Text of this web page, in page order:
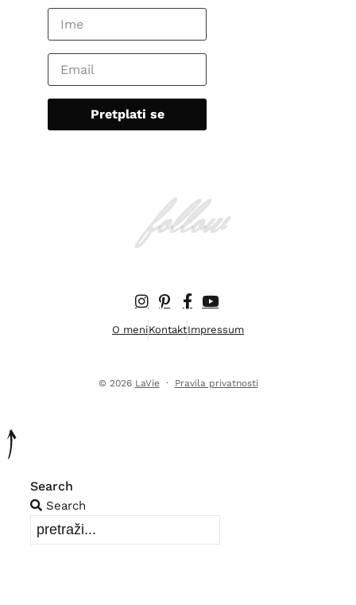
follow
O meniKontaktImpressum
© 2026 LaVie· Pravila privatnosti
Search
Search